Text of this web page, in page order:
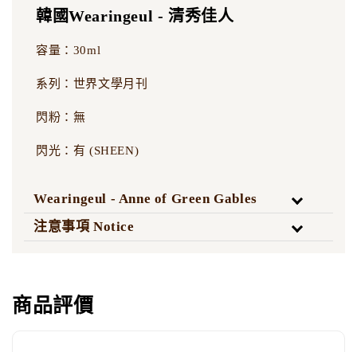
韓國Wearingeul - 清秀佳人
容量：30ml
系列：世界文學月刊
閃粉：無
閃光：有 (SHEEN)
Wearingeul - Anne of Green Gables
注意事項 Notice
商品評價